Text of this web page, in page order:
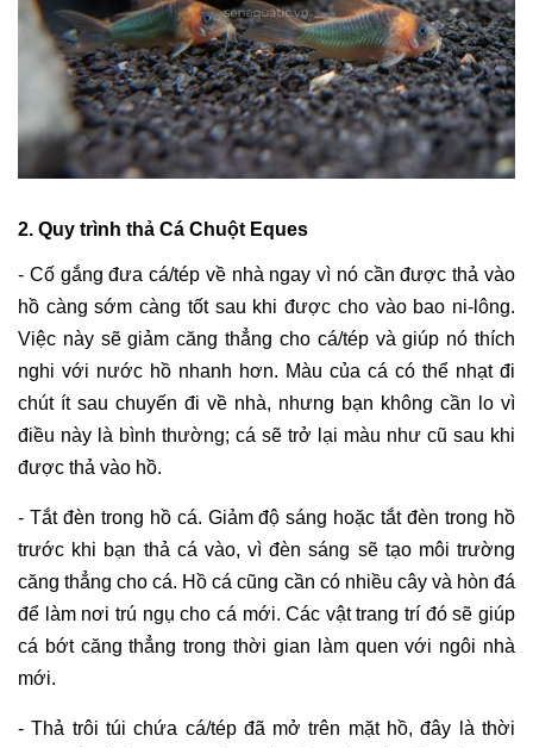
2. Quy trình thả Cá Chuột Eques
- Cố gắng đưa cá/tép về nhà ngay vì nó cần được thả vào
hồ càng sớm càng tốt sau khi được cho vào bao ni-lông.
Việc này sẽ giảm căng thẳng cho cá/tép và giúp nó thích
nghi với nước hồ nhanh hơn. Màu của cá có thể nhạt đi
chút ít sau chuyến đi về nhà, nhưng bạn không cần lo vì
điều này là bình thường; cá sẽ trở lại màu như cũ sau khi
được thả vào hồ.
- Tắt đèn trong hồ cá. Giảm độ sáng hoặc tắt đèn trong hồ
trước khi bạn thả cá vào, vì đèn sáng sẽ tạo môi trường
căng thẳng cho cá. Hồ cá cũng cần có nhiều cây và hòn đá
để làm nơi trú ngụ cho cá mới. Các vật trang trí đó sẽ giúp
cá bớt căng thẳng trong thời gian làm quen với ngôi nhà
mới.
- Thả trôi túi chứa cá/tép đã mở trên mặt hồ, đây là thời